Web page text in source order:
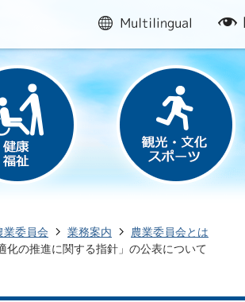
multilingual
閲
援
業委員会 業務案内
農業委員会とは
の推進に関する指針」の公表について